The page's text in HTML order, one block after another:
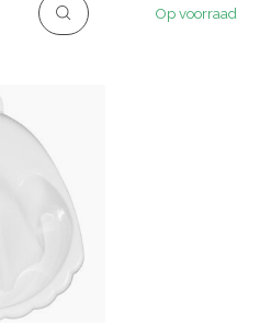
Op voorraad